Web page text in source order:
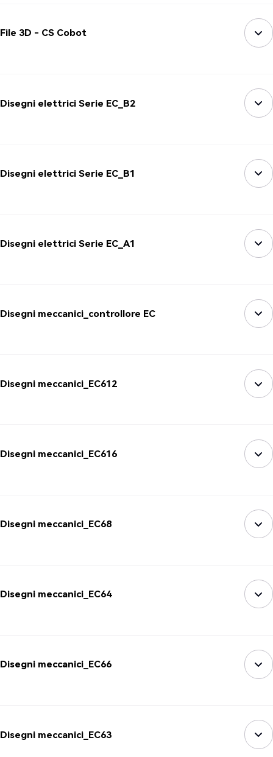
File 3D - CS Cobot
Disegni elettrici Serie EC_B2
Disegni elettrici Serie EC_B1
Disegni elettrici Serie EC_A1
Disegni meccanici_controllore EC
Disegni meccanici_EC612
Disegni meccanici_EC616
Disegni meccanici_EC68
Disegni meccanici_EC64
Disegni meccanici_EC66
Disegni meccanici_EC63